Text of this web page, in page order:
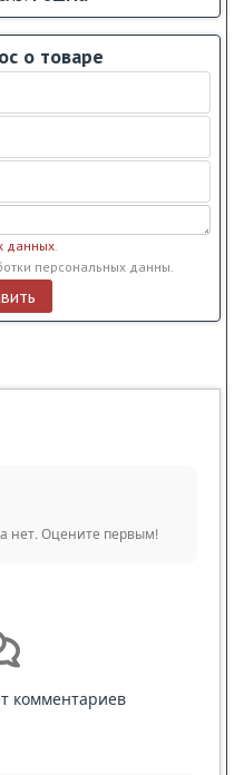
о товаре
данных.
*персональных данны.
нет. Оцените первым!
комментариев